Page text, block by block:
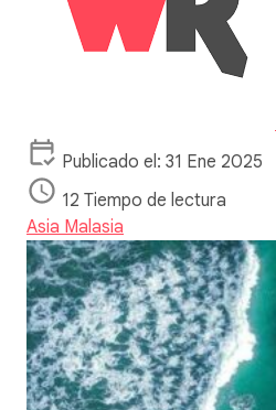
Publicado el: 31 Ene 2025
12 Tiempo de lectura
Asia Malasia